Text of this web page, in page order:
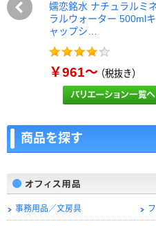
嬬恋銘水 ナチュラルミ
ラルウォーター 500mlキ
ャップシ…
￥961～（税抜き）
商品を探す
事務用品／文房具